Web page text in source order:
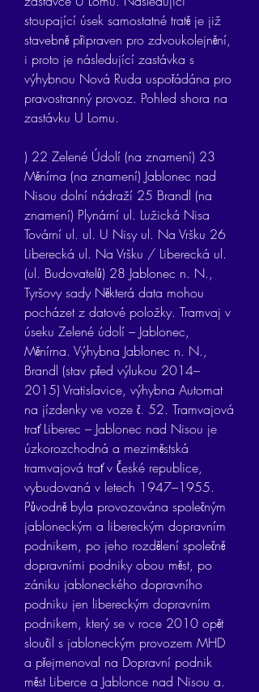
stoupající úsek samostatné tratě je již
stavebně připraven pro zdvoukolejnění,
i proto je následující zastávka s
výhybnou Nová Ruda uspořádána pro
pravostranný provoz. Pohled shora na
zastávku U Lomu.
) 22 Zelené Údolí (na znamení) 23
Měnírna (na znamení) Jablonec nad
Nisou dolní nádraží 25 Brandl (na
znamení) Plynární ul. Lužická Nisa
Tovární ul. ul. U Nisy ul. Na Vršku 26
Liberecká ul. Na Vršku / Liberecká ul.
(ul. Budovatelů) 28 Jablonec n. N.,
Tyršovy sady Některá data mohou
pocházet z datové položky. Tramvaj v
úseku Zelené údolí – Jablonec,
Měnírna. Výhybna Jablonec n. N.,
Brandl (stav před výlukou 2014–
2015) Vratislavice, výhybna Automat
na jízdenky ve voze č. 52. Tramvajová
trať Liberec – Jablonec nad Nisou je
úzkorozchodná a meziměstská
tramvajová trať v České republice,
vybudovaná v letech 1947–1955.
Původně byla provozována společným
jabloneckým a libereckým dopravním
podnikem, po jeho rozdělení společně
dopravními podniky obou měst, po
zániku jabloneckého dopravního
podniku jen libereckým dopravním
podnikem, který se v roce 2010 opět
sloučil s jabloneckým provozem MHD
a přejmenoval na Dopravní podnik
měst Liberce a Jablonce nad Nisou a.